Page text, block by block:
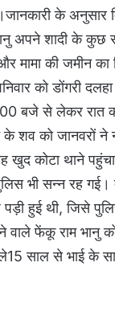
के
अपने शादी के
मामा की जमीन
को डोंगरी
बजे से लेकर
को जानवरों ने
कोटा थाने
भी सन्न रह गई।
हुई थी, जिसे
वाले फेंकू राम भानु
साल से भाई के